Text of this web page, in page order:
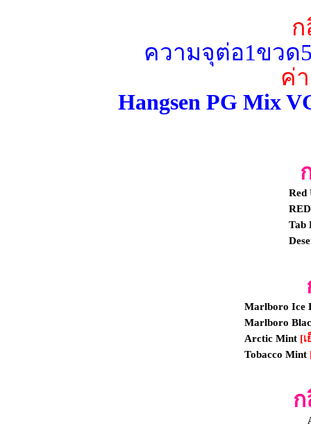
ความจุต่อ1ขวด
ค่
Hangsen PG Mix
Red
Tab
Marlboro Ice
Marlboro
Arctic Mint [
Tobacco Mint